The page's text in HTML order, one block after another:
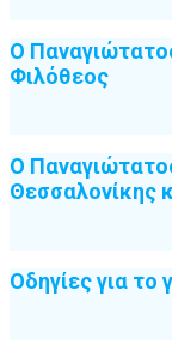
Ο
Φιλόθεος
Ο
Θεσσαλονίκης
Οδηγίες για το